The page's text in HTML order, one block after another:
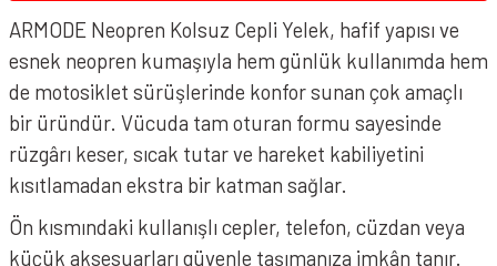
ARMODE Neopren Kolsuz Cepli Yelek, hafif yapısı ve
esnek neopren kumaşıyla hem günlük kullanımda hem
de motosiklet sürüşlerinde konfor sunan çok amaçlı
bir üründür. Vücuda tam oturan formu sayesinde
rüzgârı keser, sıcak tutar ve hareket kabiliyetini
kısıtlamadan ekstra bir katman sağlar.
Ön kısmındaki kullanışlı cepler, telefon, cüzdan veya
küçük aksesuarları güvenle taşımanıza imkân tanır.